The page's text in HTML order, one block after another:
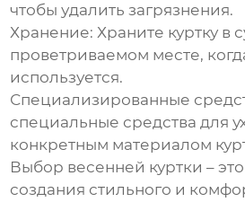
чтобы удалить загрязнения.
Хранение: Храните куртку в
проветриваемом месте,
используется.
Специализированные
специальные средства для
конкретным материалом
Выбор весенней куртки –
создания стильного и